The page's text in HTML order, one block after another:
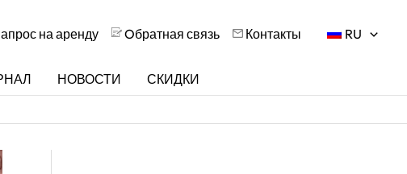
на аренду Oбратная связь Контакты RU
НОВОСТИ СКИДКИ